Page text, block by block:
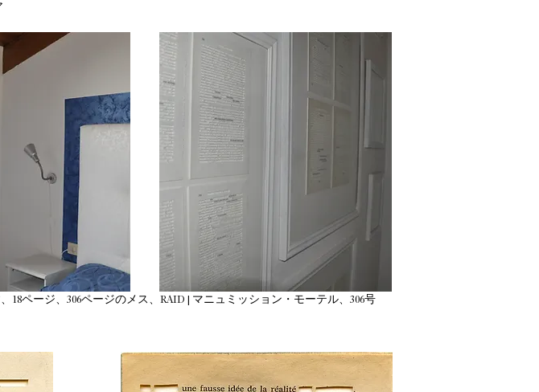
18ページ、306ページのメス、RAID | マニュミッション・モーテル、306号